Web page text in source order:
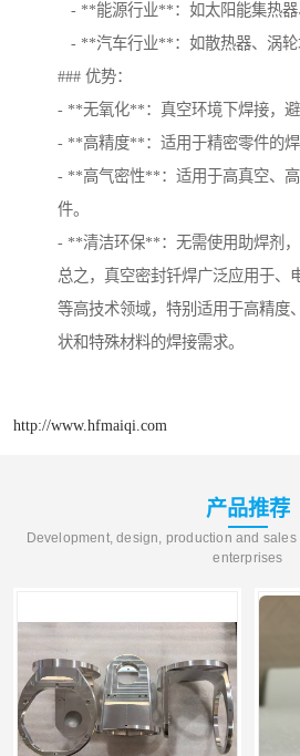
- **能源行业**：如太阳能集热器
- **汽车行业**：如散热器、涡轮
### 优势：
- **无氧化**：真空环境下焊接，避
- **高精度**：适用于精密零件的焊
- **高气密性**：适用于高真空、
件。
- **清洁环保**：无需使用助焊剂，
总之，真空密封钎焊广泛应用于、
等高技术领域，特别适用于高精度
状和特殊材料的焊接需求。
http://www.hfmaiqi.com
产品推荐
Development, design, production and
enterprises